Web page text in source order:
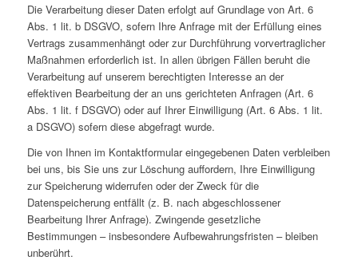
Die Verarbeitung dieser Daten erfolgt auf Grundlage von Art. 6
Abs. 1 lit. b DSGVO, sofern Ihre Anfrage mit der Erfüllung eines
Vertrags zusammenhängt oder zur Durchführung vorvertraglicher
Maßnahmen erforderlich ist. In allen übrigen Fällen beruht die
Verarbeitung auf unserem berechtigten Interesse an der
effektiven Bearbeitung der an uns gerichteten Anfragen (Art. 6
Abs. 1 lit. f DSGVO) oder auf Ihrer Einwilligung (Art. 6 Abs. 1 lit.
a DSGVO) sofern diese abgefragt wurde.
Die von Ihnen im Kontaktformular eingegebenen Daten verbleiben
bei uns, bis Sie uns zur Löschung auffordern, Ihre Einwilligung
zur Speicherung widerrufen oder der Zweck für die
Datenspeicherung entfällt (z. B. nach abgeschlossener
Bearbeitung Ihrer Anfrage). Zwingende gesetzliche
Bestimmungen – insbesondere Aufbewahrungsfristen – bleiben
unberührt.